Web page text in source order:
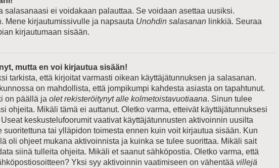
salasanaasi ei voidakaan palauttaa. Se voidaan asettaa uusiksi.
Mene kirjautumissivulle ja napsauta Unohdin salasanan linkkiä. Seuraa
kirjautumaan sisään.
mutta en voi kirjautua sisään!
tarkista, että kirjoitat varmasti oikean käyttäjätunnuksen ja salasanan.
on mahdollista, että jompikumpi kahdesta asiasta on tapahtunut.
on päällä ja olet rekisteröitynyt alle kolmetoistavuotiaana. Sinun tulee
ohjeita. Mikäli tämä ei auttanut. Oletko varma, etteivät käyttäjätunnuksesi
keskustelufoorumit vaativat käyttäjätunnusten aktivoinnin uusilta
suoritettuna tai ylläpidon toimesta ennen kuin voit kirjautua sisään. Kun
oli ohjeet mukana aktivoinnista ja kuinka se tulee suorittaa. Mikäli sait
siinä tulleita ohjeita. Mikäli et saanut sähköpostia. Oletko varma, että
Yksi syy aktivoinnin vaatimiseen on vähentää villejä